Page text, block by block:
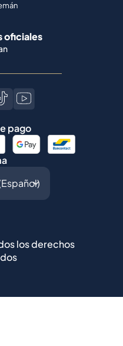
oficiales
pago
los derechos